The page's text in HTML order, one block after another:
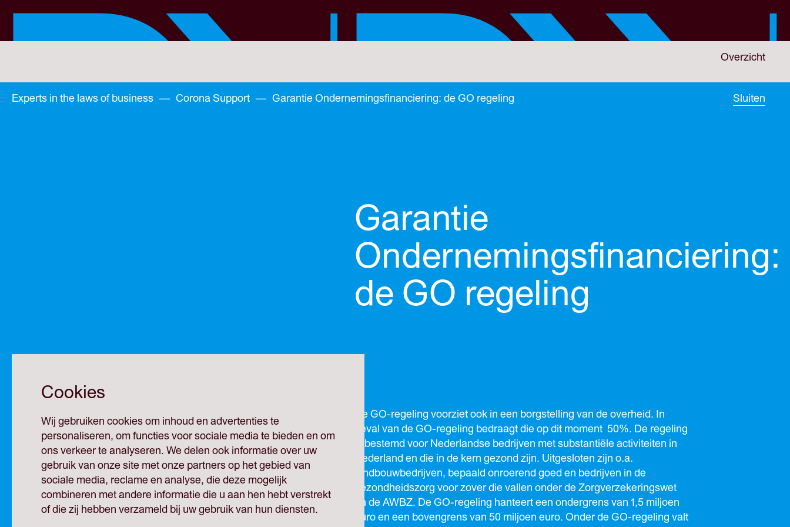
here:
Overzicht
You
Experts in the laws of business — Corona Support — Garantie Ondernemingsfinanciering: de GO regeling Sluiten
Garantie
Ondernemingsfinanciering:
de GO regeling
De GO-regeling voorziet ook in een borgstelling van de overheid. In
geval van de GO-regeling bedraagt die op dit moment 50%. De regeling
is bestemd voor Nederlandse bedrijven met substantiële activiteiten in
Nederland en die in de kern gezond zijn. Uitgesloten zijn o.a.
landbouwbedrijven, bepaald onroerend goed en bedrijven in de
gezondheidszorg voor zover die vallen onder de Zorgverzekeringswet
en de AWBZ. De GO-regeling hanteert een ondergrens van 1,5 miljoen
euro en een bovengrens van 50 miljoen euro. Onder de GO-regeling valt
Cookies
Wij gebruiken cookies om inhoud en advertenties te
personaliseren, om functies voor sociale media te bieden en om
ons verkeer te analyseren. We delen ook informatie over uw
gebruik van onze site met onze partners op het gebied van
sociale media, reclame en analyse, die deze mogelijk
combineren met andere informatie die u aan hen hebt verstrekt
of die zij hebben verzameld bij uw gebruik van hun diensten.